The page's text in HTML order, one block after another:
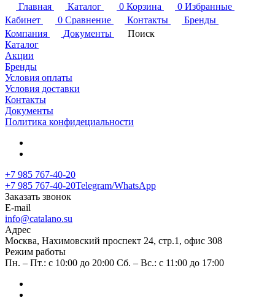
Главная
Каталог 0 Корзина 0 Избранные
Кабинет
0 Сравнение Контакты
Бренды
Компания
Документы
Поиск
Каталог
Акции
Бренды
Условия оплаты
Условия доставки
Контакты
Документы
Политика конфидециальности
+7 985 767-40-20
+7 985 767-40-20Telegram/WhatsApp
Заказать звонок
E-mail
info@catalano.su
Адрес
Москва, Нахимовский проспект 24, стр.1, офис 308
Режим работы
Пн. – Пт.: с 10:00 до 20:00 Сб. – Вс.: с 11:00 до 17:00